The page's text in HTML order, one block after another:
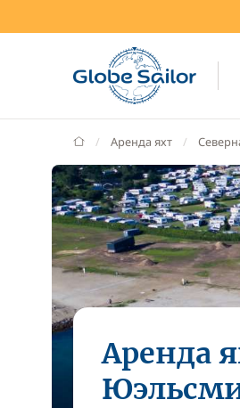
GlobeSailor
Аренда яхт
Аренда